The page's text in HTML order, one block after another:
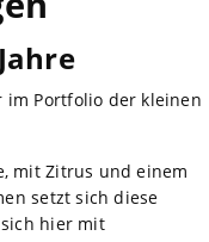
im Portfolio der kleinen
mit Zitrus und einem
setzt sich diese
hier mit